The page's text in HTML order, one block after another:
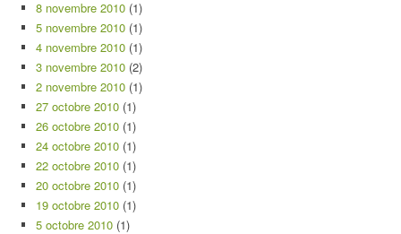
8 novembre 2010 (1)
5 novembre 2010 (1)
4 novembre 2010 (1)
3 novembre 2010 (2)
2 novembre 2010 (1)
27 octobre 2010 (1)
26 octobre 2010 (1)
24 octobre 2010 (1)
22 octobre 2010 (1)
20 octobre 2010 (1)
19 octobre 2010 (1)
5 octobre 2010 (1)